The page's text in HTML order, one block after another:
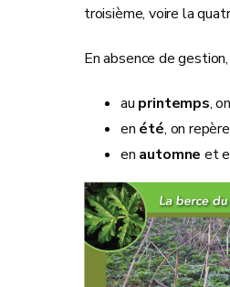
troisième, voire la
En absence de
au printemps,
en été, on
en automneet